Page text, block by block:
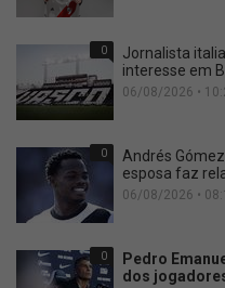
0
Jornalista
interesse em
06/08/2026 •
0
Andrés
esposa faz
06/08/2026 •
0
Pedro
dos